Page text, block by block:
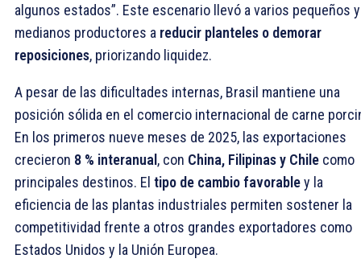
algunos estados”. Este escenario llevó a varios pequeños y
medianos productores a reducir planteles o demorar
reposiciones, priorizando liquidez.
A pesar de las dificultades internas, Brasil mantiene una
posición sólida en el comercio internacional de carne
En los primeros nueve meses de 2025, las exportaciones
crecieron 8 % interanual, con China, Filipinas y Chile como
principales destinos. El tipo de cambio favorabley la
eficiencia de las plantas industriales permiten sostener la
competitividad frente a otros grandes exportadores como
Estados Unidos y la Unión Europea.